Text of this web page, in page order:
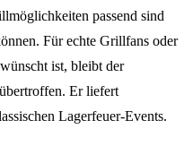
passend sind
Für echte Grillfans oder
ist, bleibt der
Er liefert
Lagerfeuer-Events.